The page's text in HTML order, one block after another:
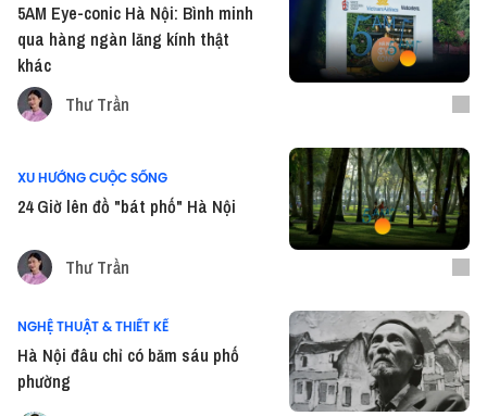
5AM Eye-conic Hà Nội: Bình minh
qua hàng ngàn lăng kính thật
khác
Thư Trần
XU HƯỚNG CUỘC SỐNG
24 Giờ lên đồ "bát phố" Hà Nội
Thư Trần
NGHỆ THUẬT & THIẾT KẾ
Hà Nội đâu chỉ có băm sáu phố
phường